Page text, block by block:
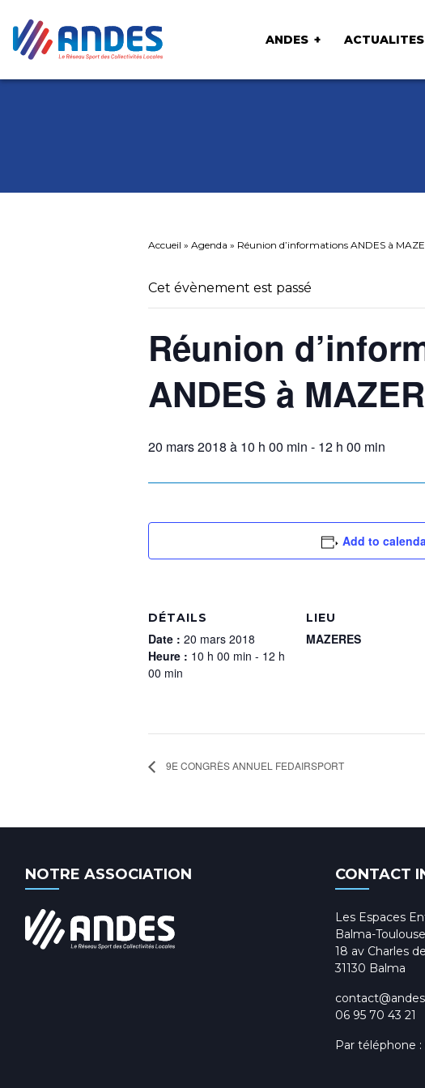
ANDES ACTUALITES
Accueil » Agenda » Réunion d’informations ANDES à
Cet évènement est passé
Réunion
ANDES à
20 mars 2018 à 10 h 00 min - 12 h 00 min
Add to
DÉTAILS
Date : 20 mars 2018
Heure : 10 h 00 min - 12 h
00 min
LIEU
MAZERES
9E CONGRÈS ANNUEL FEDAIRSPORT
NOTRE ASSOCIATION CONTACT
Les Espaces
Balma-Toulouse
18 av Charles
31130 Balma
06 95 70 43 21
Par téléphone :